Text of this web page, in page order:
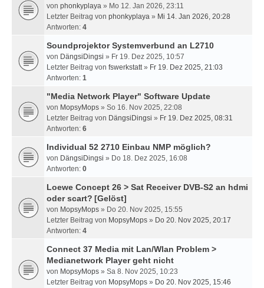
von phonkyplaya » Mo 12. Jan 2026, 23:11
Letzter Beitrag von phonkyplaya » Mi 14. Jan 2026, 20:28
Antworten: 4
Soundprojektor Systemverbund an L2710
von DängsiDingsi » Fr 19. Dez 2025, 10:57
Letzter Beitrag von fswerkstatt» Fr 19. Dez 2025, 21:03
Antworten: 1
"Media Network Player" Software Update
von MopsyMops » So 16. Nov 2025, 22:08
Letzter Beitrag von DängsiDingsi » Fr 19. Dez 2025, 08:31
Antworten: 6
Individual 52 2710 Einbau NMP möglich?
von DängsiDingsi » Do 18. Dez 2025, 16:08
Antworten: 0
Loewe Concept 26 > Sat Receiver DVB-S2 an hdmi
oder scart? [Gelöst]
von MopsyMops » Do 20. Nov 2025, 15:55
Letzter Beitrag von MopsyMops » Do 20. Nov 2025, 20:17
Antworten: 4
Connect 37 Media mit Lan/Wlan Problem >
Medianetwork Player geht nicht
von MopsyMops » Sa 8. Nov 2025, 10:23
Letzter Beitrag von MopsyMops » Do 20. Nov 2025, 15:46